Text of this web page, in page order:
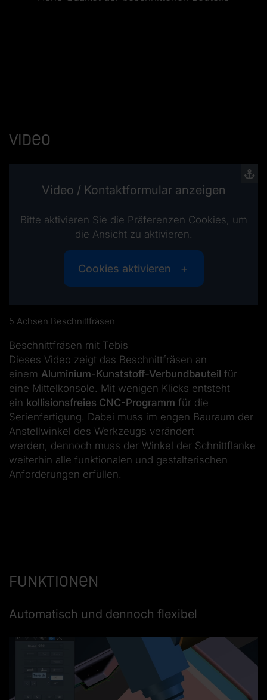
Video
Video / Kontaktformular anzeigen
Bitte aktivieren Sie die Präferenzen Cookies, um
die Ansicht zu aktivieren.
Cookies aktivieren
5 Achsen Beschnittfräsen
Beschnittfräsen mit Tebis
Dieses Video zeigt das Beschnittfräsen an
einem Aluminium-Kunststoff-Verbundbauteil für
eine Mittelkonsole. Mit wenigen Klicks entsteht
ein kollisionsfreies CNC-Programm für die
Serienfertigung. Dabei muss im engen Bauraum der
Anstellwinkel des Werkzeugs verändert
werden, dennoch muss der Winkel der Schnittflanke
weiterhin alle funktionalen und gestalterischen
Anforderungen erfüllen.
Funktionen
Automatisch und dennoch flexibel